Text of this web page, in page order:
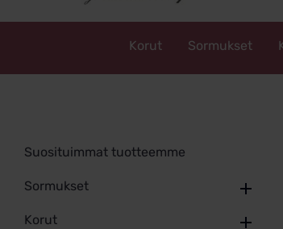
Korut Sormukset
Suosituimmat tuotteemme
Sormukset
Korut